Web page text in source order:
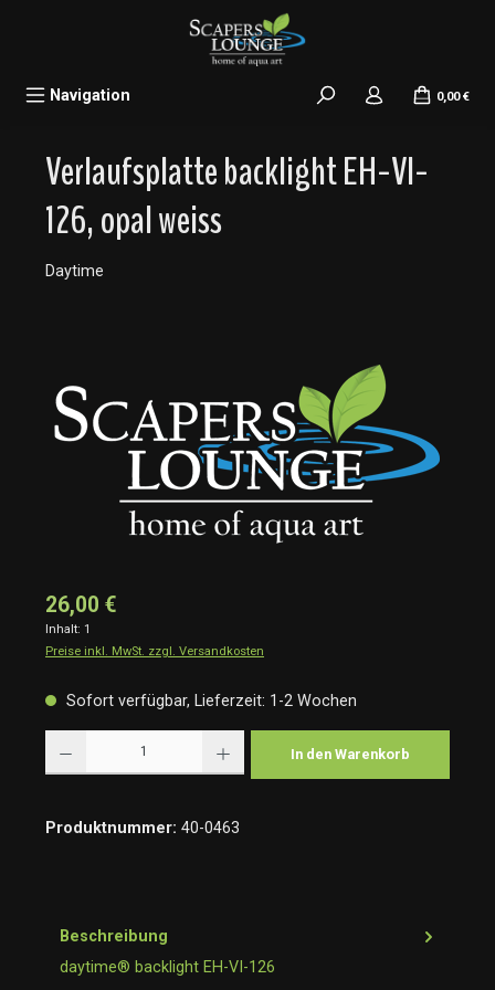
Navigation 0,00 €
Verlaufsplatte backlight EH-VI-
126, opal weiss
Daytime
26,00 €
Inhalt: 1
Preise inkl. MwSt. zzgl. Versandkosten
Sofort verfügbar, Lieferzeit: 1-2 Wochen
In den Warenkorb
Produktnummer: 40-0463
Beschreibung
daytime® backlight EH-VI-126